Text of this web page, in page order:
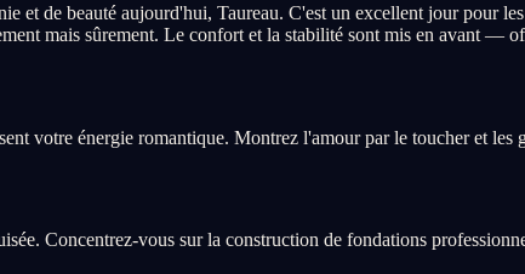
et de beauté aujourd'hui, Taureau. C'est un excellent jour pour
mais sûrement. Le confort et la stabilité sont mis en avant —
votre énergie romantique. Montrez l'amour par le toucher et les
Concentrez-vous sur la construction de fondations